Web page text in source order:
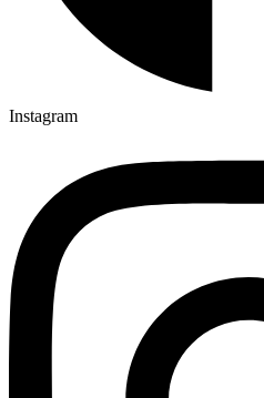
Instagram